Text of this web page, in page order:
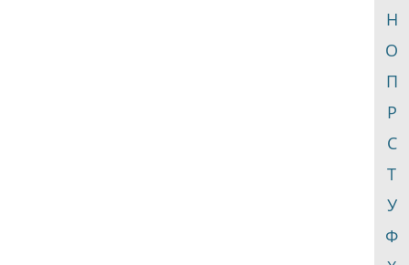
Н
О
П
Р
С
Т
У
Ф